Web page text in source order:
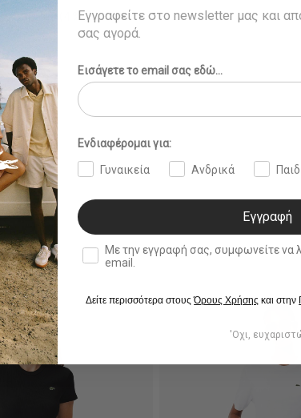
(4%)Εγγραφείτε στο newsletter μας και
σας αγορά.
Εισάγετε το email σας εδώ...
Ενδιαφέρομαι για:
Γυναικεία Ανδρικά
Εγγραφή
double opt in
Με την εγγραφή σας, συμφωνείτε να λαμβάνετε
email.
Δείτε περισσότερα στουςΌρους Χρήσης και στην
'Οχι,